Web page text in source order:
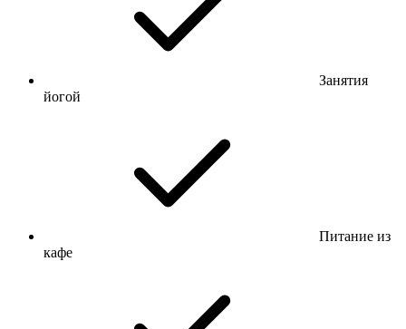
Занятия
йогой
Питание из
кафе